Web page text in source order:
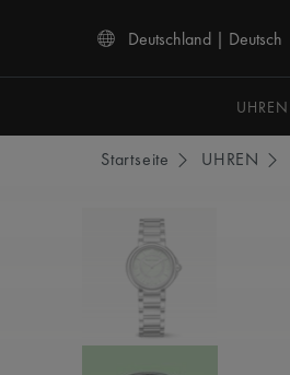
Deutschland | Deutsch
UHREN
Startseite UHREN